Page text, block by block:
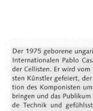
mächtigen Dämon
den Erzengel
sahen in ihm Jesus,
schließlich von
Schlüssel zum
hineinwirft.